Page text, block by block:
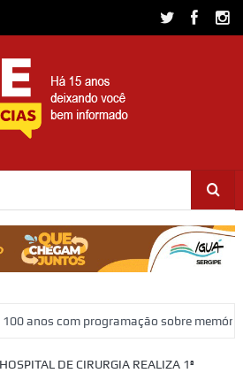
sobre memória, educação e patrimônio
HOSPITAL DE CIRURGIA REALIZA 1ª